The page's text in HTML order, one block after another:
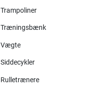
Trampoliner
Træningsbænk
Vægte
Siddecykler
Rulletrænere